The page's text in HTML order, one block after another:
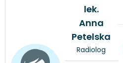
lek.
Anna
Petelska
Radiolog